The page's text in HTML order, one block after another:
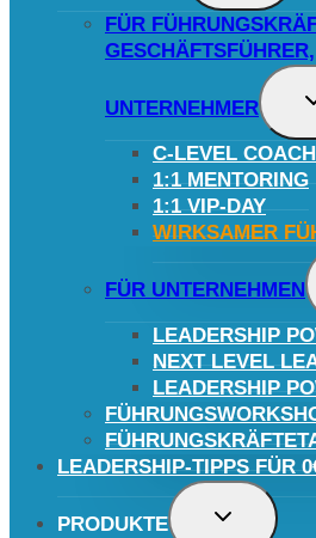
FÜR
GESCHÄFTSFÜHRER,
UNTERNEHMER
C-LEVEL
1:1 MENTORING
1:1 VIP-DAY
WIRKSAMER
FÜR UNTERNEHMEN
LEADERSHIP
NEXT LEVEL
LEADERSHIP
LEADERSHIP-TIPPS FÜR
PRODUKTE